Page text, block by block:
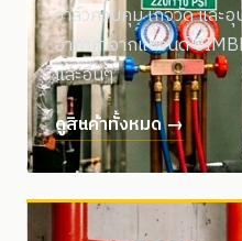
วาล์วควบคุม เกจวัด แล
อากาศ จากแบรนด์
และอื่นๆ
ดูสินค้าทั้งหมด →